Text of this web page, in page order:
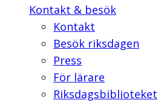
Kontakt & besök
Kontakt
Besök riksdagen
Press
För lärare
Riksdagsbiblioteket